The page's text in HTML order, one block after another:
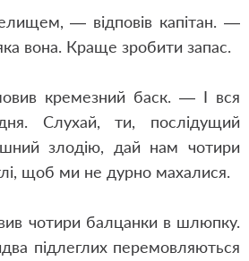
— відповів капітан. —
вона. Краще зробити запас.
кремезний баск. — І вся
Слухай, ти, послідущий
злодію, дай нам чотири
щоб ми не дурно махалися.
чотири балцанки в шлюпку.
підлеглих перемовляються